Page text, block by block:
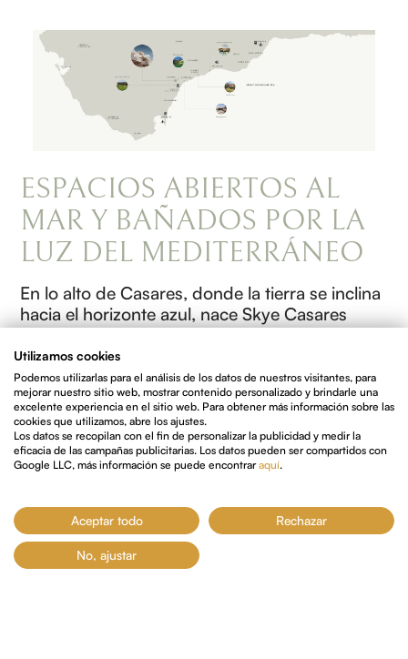
ESPACIOS ABIERTOS AL
MAR Y BAÑADOS POR LA
LUZ DEL MEDITERRÁNEO
En lo alto de Casares, donde la tierra se inclina
hacia el horizonte azul, nace Skye Casares
Golf, un proyecto que respira luz, mar y
paisaje. Tres son las fuerzas que lo modelan: la
luz que acaricia, la mar que esculpe, y la
topografía que guía su forma.
Diez portales se abren al suroeste, siguiendo el
ritmo del sol y el declive de la colina. Como
terrazas sembradas en la ladera, se escalonan
dibujando una plaza interior donde la vida
se recoge y se comparte.
En ese corazón común, la piscina emerge
como un espejo de cielo, y el solárium, como
Utilizamos cookies
Podemos utilizarlas para el análisis de los datos de nuestros visitantes, para
mejorar nuestro sitio web, mostrar contenido personalizado y brindarle una
excelente experiencia en el sitio web. Para obtener más información sobre las
cookies que utilizamos, abre los ajustes.
Los datos se recopilan con el fin de personalizar la publicidad y medir la
eficacia de las campañas publicitarias. Los datos pueden ser compartidos con
Google LLC, más información se puede encontraraquí.
Aceptar todo Rechazar
No, ajustar